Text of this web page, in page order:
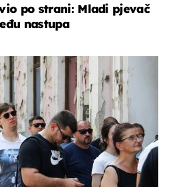
po strani: Mladi pjevač
nastupa